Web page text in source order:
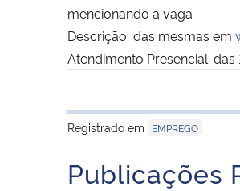
mencionando a vaga .
Descrição das mesmas em
Atendimento Presencial:
Registrado em
EMPREGO
Publicações